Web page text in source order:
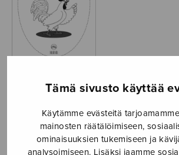
Tämä sivusto käyttää
Käytämme evästeitä
mainosten räätälöimiseen,
ominaisuuksien tukemiseen ja
analysoimiseen. Lisäksi jaamme
Eltsun
opetuslaulut
Laakkonen Elina